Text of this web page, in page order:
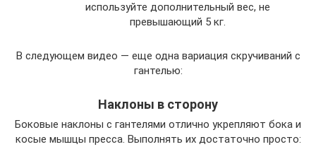
используйте дополнительный вес, не
превышающий 5 кг.
В следующем видео — еще одна вариация скручиваний с
гантелью:
Наклоны в сторону
Боковые наклоны с гантелями отлично укрепляют бока и
косые мышцы пресса. Выполнять их достаточно просто: